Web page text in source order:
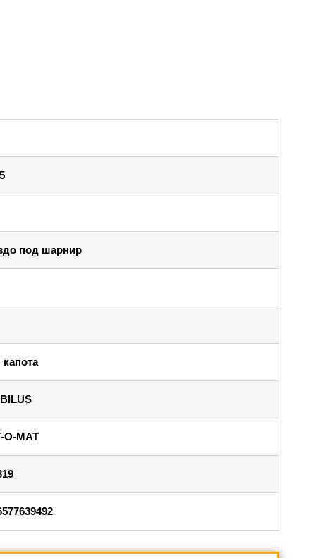
под шарнир
O-MAT